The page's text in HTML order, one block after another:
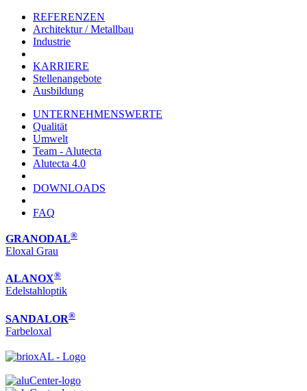
REFERENZEN
Architektur / Metallbau
Industrie
KARRIERE
Stellenangebote
Ausbildung
UNTERNEHMENSWERTE
Qualität
Umwelt
Team - Alutecta
Alutecta 4.0
DOWNLOADS
FAQ
GRANODAL®
Eloxal Grau
ALANOX®
Edelstahloptik
SANDALOR®
Farbeloxal